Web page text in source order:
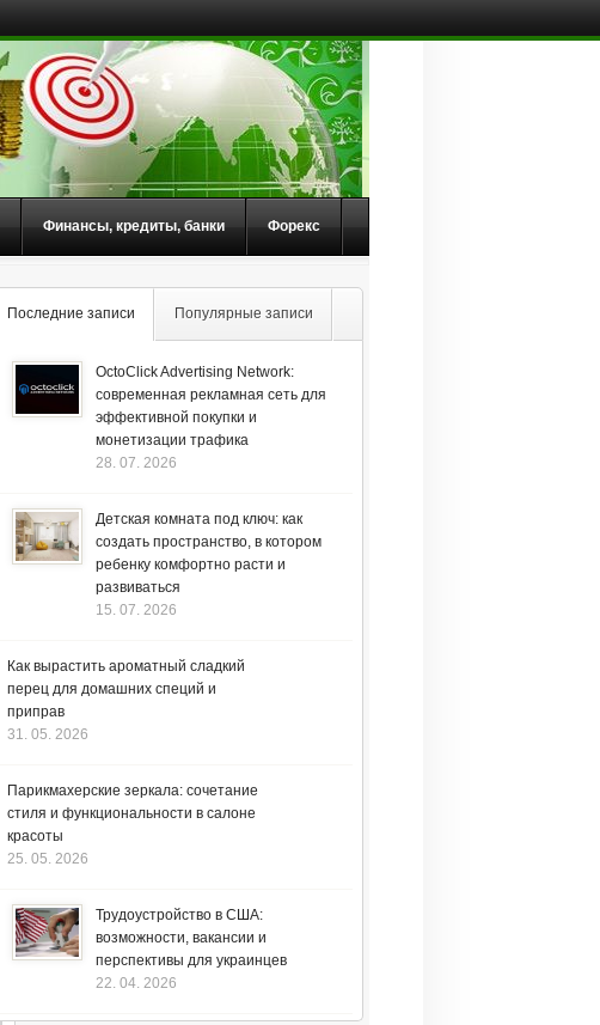
Финансы, кредиты, банки Форекс
Последние записи Популярные записи
OctoClick Advertising Network:
современная рекламная сеть для
эффективной покупки и
монетизации трафика
28. 07. 2026
Детская комната под ключ: как
создать пространство, в котором
ребенку комфортно расти и
развиваться
15. 07. 2026
Как вырастить ароматный сладкий
перец для домашних специй и
приправ
31. 05. 2026
Парикмахерские зеркала: сочетание
стиля и функциональности в салоне
красоты
25. 05. 2026
Трудоустройство в США:
возможности, вакансии и
перспективы для украинцев
22. 04. 2026